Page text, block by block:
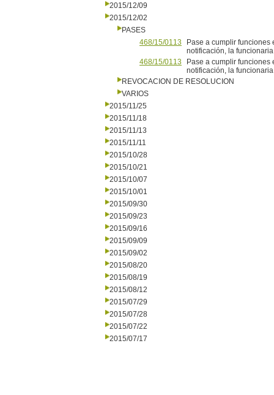
2015/12/09
2015/12/02
PASES
468/15/0113
Pase a cumplir funciones
notificación, la
468/15/0113
Pase a cumplir funciones
notificación, la
REVOCACION DE RESOLUCION
VARIOS
2015/11/25
2015/11/18
2015/11/13
2015/11/11
2015/10/28
2015/10/21
2015/10/07
2015/10/01
2015/09/30
2015/09/23
2015/09/16
2015/09/09
2015/09/02
2015/08/20
2015/08/19
2015/08/12
2015/07/29
2015/07/28
2015/07/22
2015/07/17